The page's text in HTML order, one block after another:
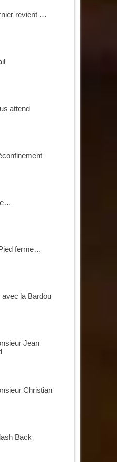
revient …
attend
ferme…
la Bardou
Jean
Christian
Back